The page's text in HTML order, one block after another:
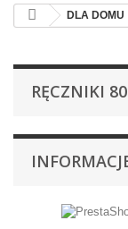
DLA DOMU
RĘCZNIKI